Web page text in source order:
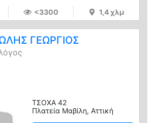
<3300 1,4 χλμ
ΓΕΩΡΓΙΟΣ
ΤΣΟΧΑ 42
Πλατεία Μαβίλη, Αττική